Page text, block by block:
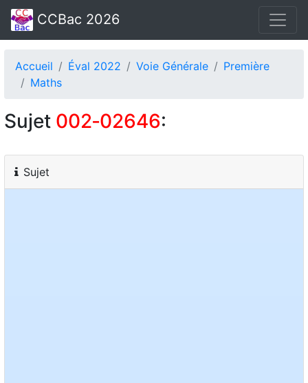
CCBac 2026
Accueil Éval 2022 Voie Générale
Première
Maths
Sujet 002‑02646:
Sujet